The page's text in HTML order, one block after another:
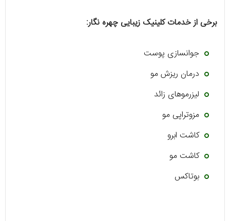
برخی از خدمات کلینیک زیبایی چهره نگار:
جوانسازی پوست
درمان ریزش مو
لیزرموهای زائد
مزوتراپی مو
کاشت ابرو
کاشت مو
بوتاکس